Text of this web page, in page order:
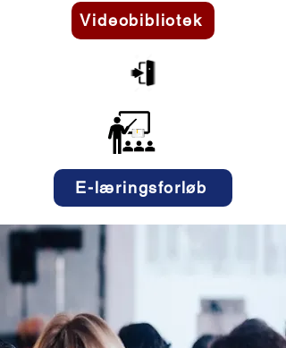
Videobibliotek
E-læringsforløb